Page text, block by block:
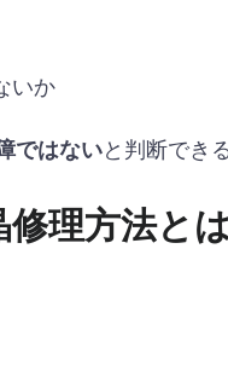
いか
ではないと判断でき
理方法と